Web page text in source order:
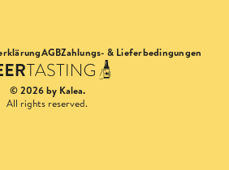
AGBZahlungs- & Lieferbedingungen
© 2026 by Kalea.
All rights reserved.